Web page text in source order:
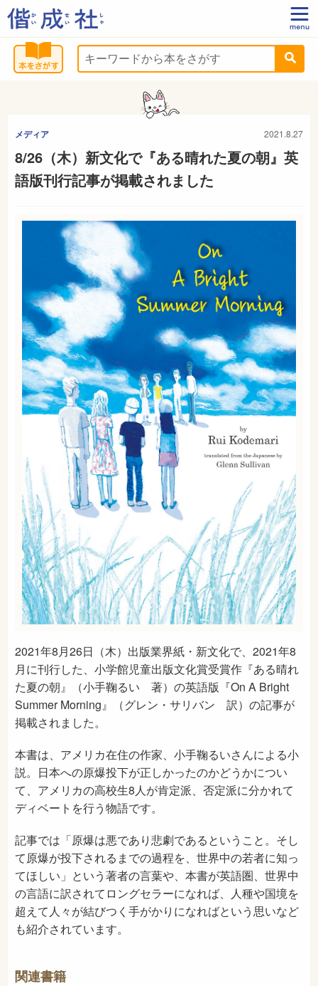
メディア 2021.8.27
8/26（木）新文化で『ある晴れた夏の朝』英
語版刊行記事が掲載されました
2021年8月26日（木）出版業界紙・新文化で、2021年8
月に刊行した、小学館児童出版文化賞受賞作『ある晴れ
た夏の朝』（小手鞠るい 著）の英語版『On A Bright
Summer Morning』（グレン・サリバン 訳）の記事が
掲載されました。
本書は、アメリカ在住の作家、小手鞠るいさんによる小
説。日本への原爆投下が正しかったのかどうかについ
て、アメリカの高校生8人が肯定派、否定派に分かれて
ディベートを行う物語です。
記事では「原爆は悪であり悲劇であるということ。そし
て原爆が投下されるまでの過程を、世界中の若者に知っ
てほしい」という著者の言葉や、本書が英語圏、世界中
の言語に訳されてロングセラーになれば、人種や国境を
超えて人々が結びつく手がかりになればという思いなど
も紹介されています。
関連書籍